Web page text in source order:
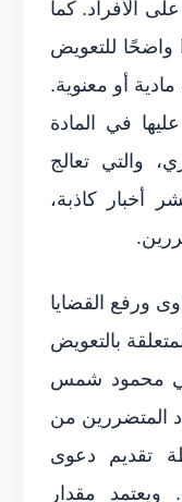
على الأفراد. كما
واضحًا للتعويض
أو معنوية.
في المادة
والتي تعالج
أخبار كاذبة،
ورفع القضايا
بالتعويض
محمود شمس
للأفراد المتضررين من
تقديم دعوى
مقدار